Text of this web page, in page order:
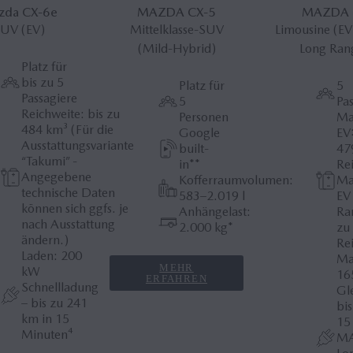
CX‑6e
(EV)
Platz für
bis zu 5
Passagiere
Reichweite: bis zu
484 km³ (Für die
Ausstattungsvariante
“Takumi” -
Angegebene
technische Daten
können sich ggfs. je
nach Ausstattung
ändern.)
Laden: 200
kW
Schnellladung
– bis zu 241
km in 15
Minuten⁴
MAZDA CX‑5
Mittelklasse-SUV
(Mild-Hybrid)
Platz für
5
Personen
Google
built-
in**
Kofferraumvolumen:
583–2.019 l
Anhängelast:
2.000 kg*
MEHR
ERFAHREN
MAZDA
Limousine
Long
5
zu